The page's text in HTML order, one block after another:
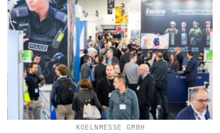
KOELNMESSE GMBH